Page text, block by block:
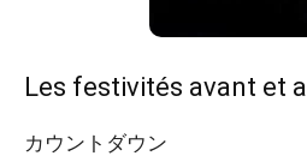
Les festivités avant et
カウントダウン